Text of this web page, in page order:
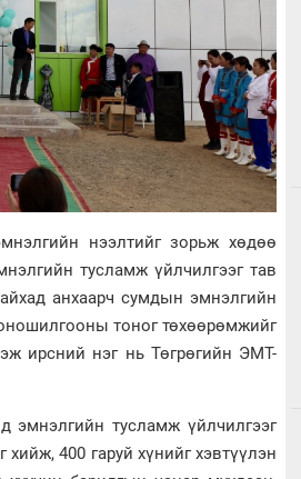
нээлтийг зорьж хөдөө
тусламж үйлчилгээг тав
анхаарч сумдын эмнэлгийн
тоног төхөөрөмжийг
ирсний нэг нь Төгрөгийн ЭМТ-
эмнэлгийн тусламж үйлчилгээг
400 гаруй хүнийг хэвтүүлэн